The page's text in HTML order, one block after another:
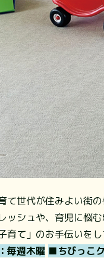
て世代が住みよい街の
ッシュや、育児に悩
育て」のお手伝いを
毎週木曜 ■ちびっこ